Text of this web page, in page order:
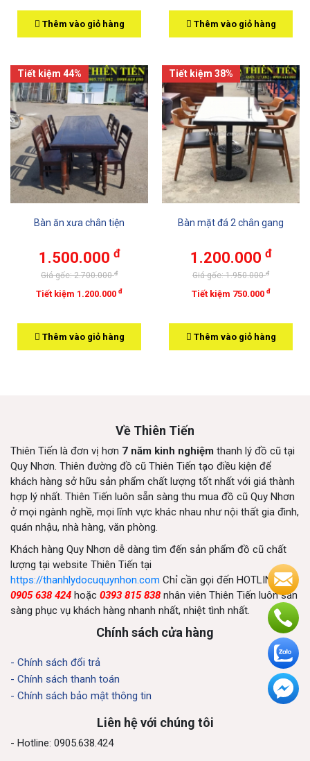
Thêm vào giỏ hàng Thêm vào giỏ hàng
Tiết kiệm 44%
Bàn ăn xưa chân tiện
1.500.000 đ
Giá gốc: 2.700.000đ
Tiết kiệm 1.200.000 đ
Thêm vào giỏ hàng
Tiết kiệm 38%
Bàn mặt đá 2 chân gang
1.200.000 đ
Giá gốc: 1.950.000đ
Tiết kiệm 750.000 đ
Thêm vào giỏ hàng
Về Thiên Tiến
Thiên Tiến là đơn vị hơn 7 năm kinh nghiệm thanh lý đồ cũ tại
Quy Nhơn. Thiên đường đồ cũ Thiên Tiến tạo điều kiện để
khách hàng sở hữu sản phẩm chất lượng tốt nhất với giá thành
hợp lý nhất. Thiên Tiến luôn sẵn sàng thu mua đồ cũ Quy Nhơn
ở mọi ngành nghề, mọi lĩnh vực khác nhau như nội thất gia đình,
quán nhậu, nhà hàng, văn phòng.
Khách hàng Quy Nhơn dễ dàng tìm đến sản phẩm đồ cũ chất
lượng tại website Thiên Tiến tại
https://thanhlydocuquynhon.com Chỉ cần gọi đến HOTLINE
0905 638 424 hoặc 0393 815 838 nhân viên Thiên Tiến luôn sẵn
sàng phục vụ khách hàng nhanh nhất, nhiệt tình nhất.
Chính sách cửa hàng
- Chính sách đổi trả
- Chính sách thanh toán
- Chính sách bảo mật thông tin
Liên hệ với chúng tôi
- Hotline: 0905.638.424